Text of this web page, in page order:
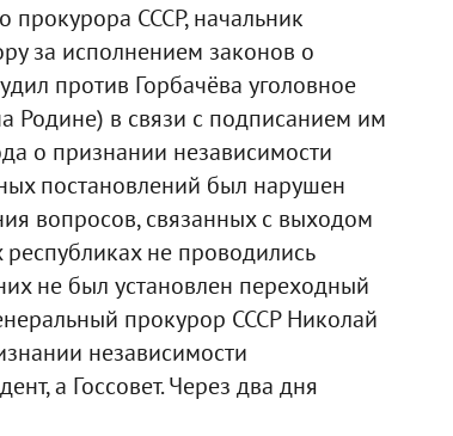
СССР, начальник
за исполнением законов о
против Горбачёва уголовное
Родине) в связи с подписанием им
о признании независимости
постановлений был нарушен
вопросов, связанных с выходом
республиках не проводились
не был установлен переходный
прокурор СССР Николай
независимости
а Госсовет. Через два дня